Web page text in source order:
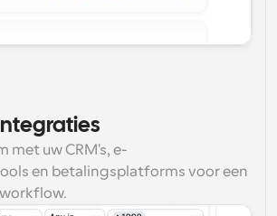
met uw CRM's, e-
en betalingsplatforms voor een